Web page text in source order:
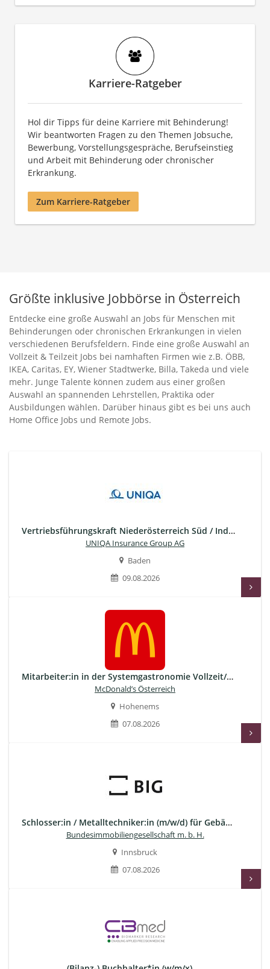
Karriere-Ratgeber
Hol dir Tipps für deine Karriere mit Behinderung!
Wir beantworten Fragen zu den Themen Jobsuche,
Bewerbung, Vorstellungsgespräche, Berufseinstieg
und Arbeit mit Behinderung oder chronischer
Erkrankung.
Zum Karriere-Ratgeber
Größte inklusive Jobbörse in Österreich
Entdecke eine große Auswahl an Jobs für Menschen mit
Behinderungen oder chronischen Erkrankungen in vielen
verschiedenen Berufsfeldern. Finde eine große Auswahl an
Vollzeit & Teilzeit Jobs bei namhaften Firmen wie z.B. ÖBB,
IKEA, Caritas, EY, Wiener Stadtwerke, Billa, Takeda und viele
mehr. Junge Talente können zudem aus einer großen
Auswahl an spannenden Lehrstellen, Praktika oder
Ausbildungen wählen. Darüber hinaus gibt es bei uns auch
Home Office Jobs und Remote Jobs.
Vertriebsführungskraft Niederösterreich Süd / Industrieviertel
UNIQA Insurance Group AG
Baden
09.08.2026
Mitarbeiter:in in der Systemgastronomie Vollzeit/Teilzeit | Hohenems, Vorarlberg
McDonald’s Österreich
Hohenems
07.08.2026
Schlosser:in / Metalltechniker:in (m/w/d) für Gebäudetechnik
Bundesimmobiliengesellschaft m. b. H.
Innsbruck
07.08.2026